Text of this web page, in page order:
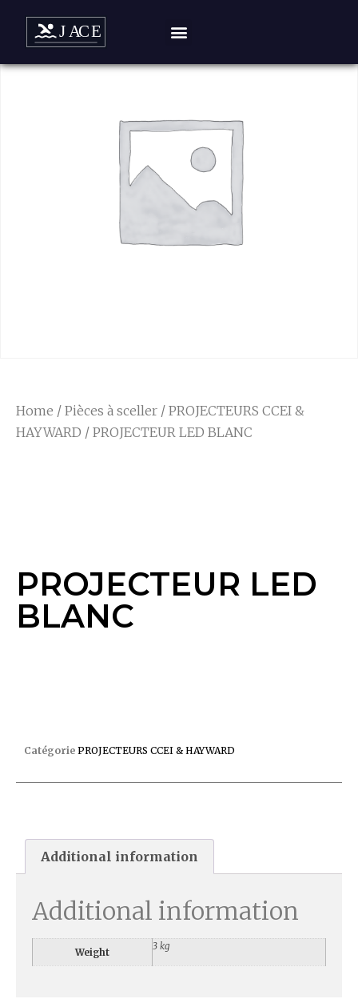
Home / Pièces à sceller / PROJECTEURS CCEI &
HAYWARD / PROJECTEUR LED BLANC
PROJECTEUR LED
BLANC
Catégorie PROJECTEURS CCEI & HAYWARD
Additional information
Additional information
Weight
3 kg